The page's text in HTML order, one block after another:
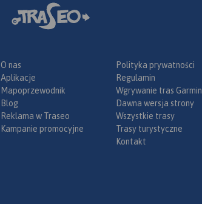
O nas
Aplikacje
Mapoprzewodnik
Blog
Reklama w Traseo
Kampanie promocyjne
Polityka prywatności
Regulamin
Wgrywanie tras Garmin
Dawna wersja strony
Wszystkie trasy
Trasy turystyczne
Kontakt